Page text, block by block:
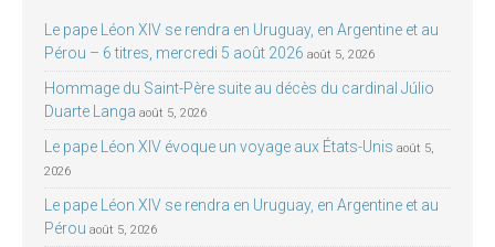
Le pape Léon XIV se rendra en Uruguay, en Argentine et au
Pérou – 6 titres, mercredi 5 août 2026 août 5, 2026
Hommage du Saint-Père suite au décès du cardinal Júlio
Duarte Langa août 5, 2026
Le pape Léon XIV évoque un voyage aux États-Unis août 5,
2026
Le pape Léon XIV se rendra en Uruguay, en Argentine et au
Pérou août 5, 2026